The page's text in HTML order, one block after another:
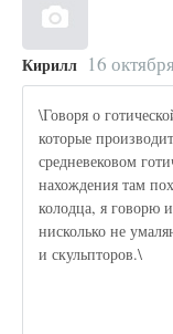
Кирилл 16
\Говоря о
которые
средневековом
нахождения там
колодца, я говорю
нисколько не
и скульпторов.\